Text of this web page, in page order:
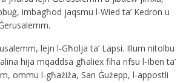
imbagħod jaqsmu l-Wied ta’ Kedron u
lejn l-Għolja ta’ Lapsi. Illum nitolbu
hija mqaddsa għaliex fiha rifsu l-Iben ta’
ommu l-għażiża, San Ġużepp, l-appostli